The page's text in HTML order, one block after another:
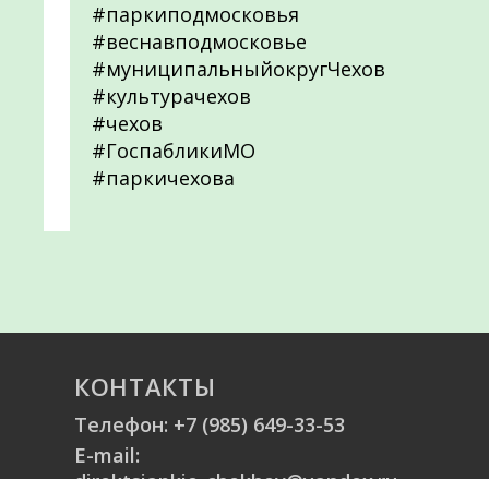
#паркиподмосковья
#веснавподмосковье
#муниципальныйокругЧехов
#культурачехов
#чехов
#ГоспабликиМО
#паркичехова
КОНТАКТЫ
Телефон: +7 (985) 649-33-53
E-mail: